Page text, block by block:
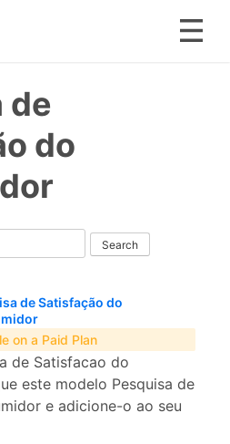
de
do
de Satisfação do
on a Paid Plan
de Satisfacao do
este modelo Pesquisa de
e adicione-o ao seu